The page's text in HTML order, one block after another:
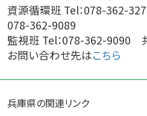
資源循環班 Tel：078-362-
078-362-9089
監視班 Tel：078-362-9090
お問い合わせ先はこちら
兵庫県の関連リンク